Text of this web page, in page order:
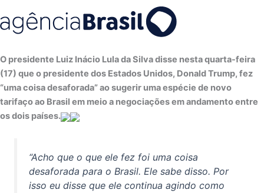
O presidente Luiz Inácio Lula da Silva disse nesta quarta-feira
(17) que o presidente dos Estados Unidos, Donald Trump, fez
“uma coisa desaforada” ao sugerir uma espécie de novo
tarifaço ao Brasil em meio a negociações em andamento entre
os dois países.
“Acho que o que ele fez foi uma coisa
desaforada para o Brasil. Ele sabe disso. Por
isso eu disse que ele continua agindo como